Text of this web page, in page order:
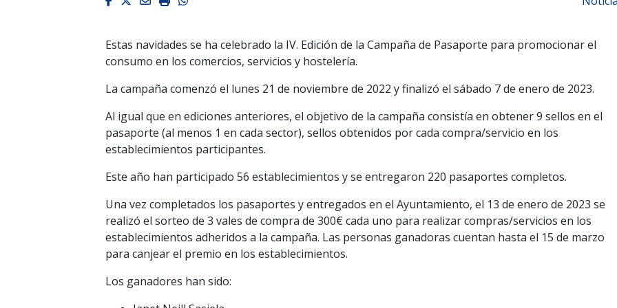
Estas navidades se ha celebrado la IV. Edición de la Campaña de Pasaporte para promocionar el
consumo en los comercios, servicios y hostelería.
La campaña comenzó el lunes 21 de noviembre de 2022 y finalizó el sábado 7 de enero de 2023.
Al igual que en ediciones anteriores, el objetivo de la campaña consistía en obtener 9 sellos en el
pasaporte (al menos 1 en cada sector), sellos obtenidos por cada compra/servicio en los
establecimientos participantes.
Este año han participado 56 establecimientos y se entregaron 220 pasaportes completos.
Una vez completados los pasaportes y entregados en el Ayuntamiento, el 13 de enero de 2023 se
realizó el sorteo de 3 vales de compra de 300€ cada uno para realizar compras/servicios en los
establecimientos adheridos a la campaña. Las personas ganadoras cuentan hasta el 15 de marzo
para canjear el premio en los establecimientos.
Los ganadores han sido: